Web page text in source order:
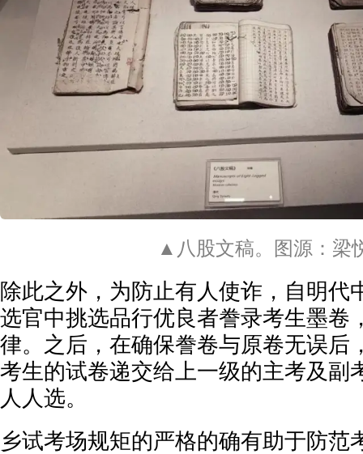
▲八股文稿。图源：梁
除此之外，为防止有人使诈，自明代
选官中挑选品行优良者誊录考生墨卷
律。之后，在确保誊卷与原卷无误后
考生的试卷递交给上一级的主考及副
人人选。
乡试考场规矩的严格的确有助于防范